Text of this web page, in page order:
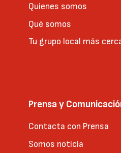
Quienes somos
Qué somos
Tu grupo local más
Prensa y
Contacta con Prensa
Somos noticia